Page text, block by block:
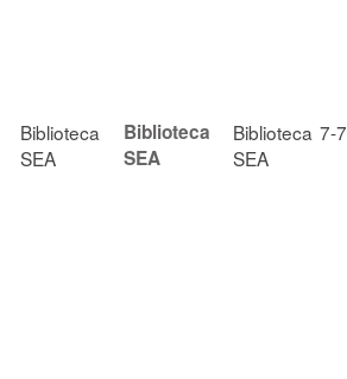
Biblioteca
SEA
Biblioteca
SEA
Biblioteca
SEA
7-7